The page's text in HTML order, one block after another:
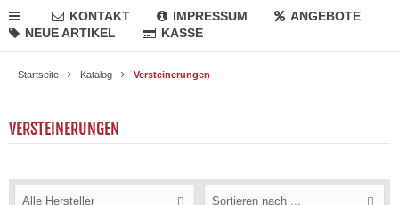
KONTAKT IMPRESSUM
ANGEBOTE
NEUE ARTIKEL
KASSE
Startseite Katalog Versteinerungen
VERSTEINERUNGEN
Alle Hersteller Sortieren nach ...